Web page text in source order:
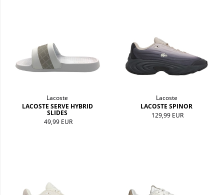
Lacoste
LACOSTE SERVE HYBRID
SLIDES
49,99 EUR
Lacoste
LACOSTE SPINOR
129,99 EUR